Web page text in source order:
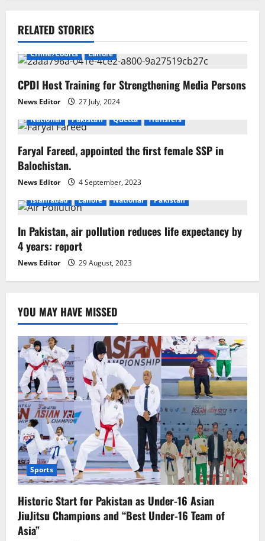
v
i
g
a
t
i
o
n
RELATED STORIES
Crime/Courts Lahore
CPDI Host Training for Strengthening Media Persons
News Editor
27 July, 2024
National
Pakistan Quetta Transfers
Faryal Fareed, appointed the first female SSP in
Balochistan.
News Editor
4 September, 2023
Islamabad
Lahore National Pakistan
In Pakistan, air pollution reduces life expectancy by
4 years: report
News Editor 29 August, 2023
YOU MAY HAVE MISSED
Sports
Historic Start for Pakistan as Under-16 Asian
JiuJitsu Champions and “Best Under-16 Team of
Asia”